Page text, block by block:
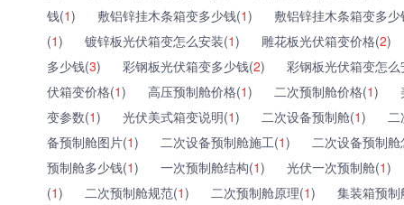
钱(1) 敷铝锌挂木条箱变多少钱(1)
敷铝锌挂木条箱变多少
(1) 镀锌板光伏箱变怎么安装(1) 雕花板光伏箱变价格(2)
多少钱(3) 彩钢板光伏箱变多少钱(2)
彩钢板光伏箱变怎
伏箱变价格(1) 高压预制舱价格(1) 二次预制舱价格(1)
变参数(1) 光伏美式箱变说明(1) 二次设备预制舱(1)
备预制舱图片(1) 二次设备预制舱施工(1)
二次设备预制
预制舱多少钱(1) 一次预制舱结构(1) 光伏一次预制舱(1)
(1) 二次预制舱规范(1) 二次预制舱原理(1)
集装箱预